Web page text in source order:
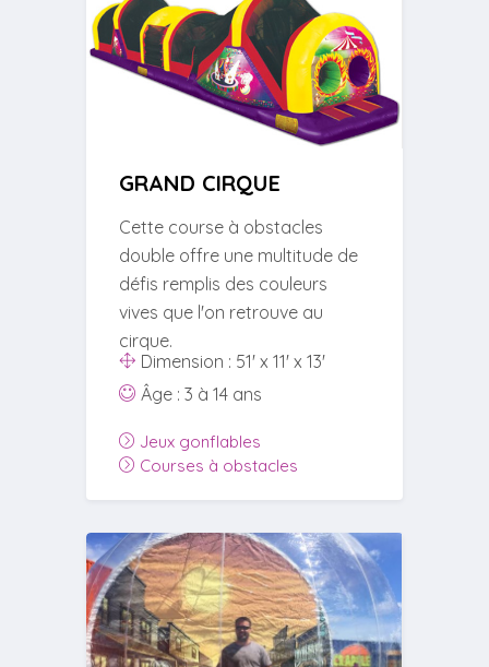
GRAND CIRQUE
Cette course à obstacles
double offre une multitude de
défis remplis des couleurs
vives que l'on retrouve au
cirque.
Dimension : 51' x 11' x 13'
Âge : 3 à 14 ans
Jeux gonflables
Courses à obstacles